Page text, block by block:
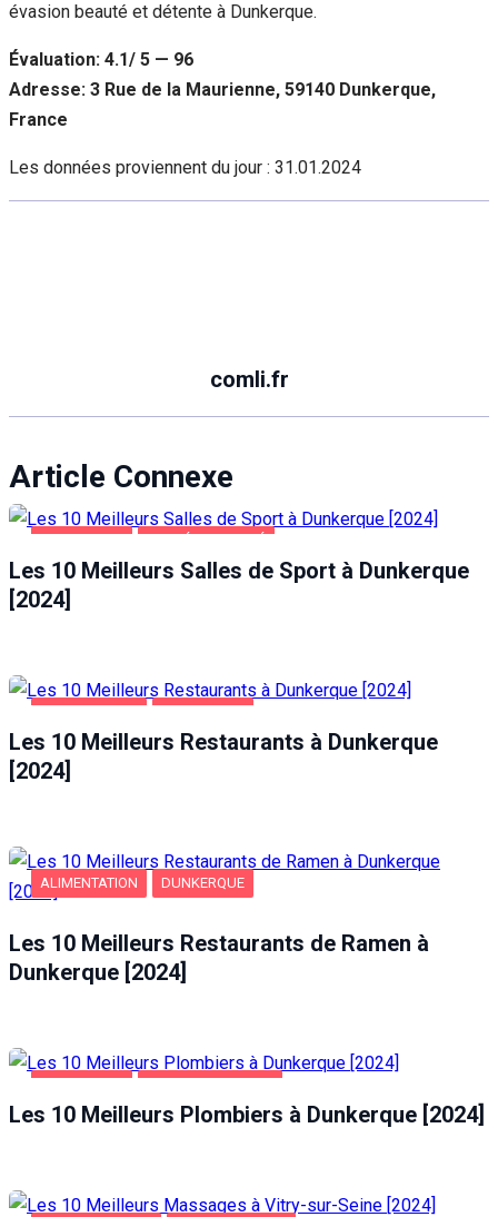
évasion beauté et détente à Dunkerque.
Évaluation: 4.1/ 5 — 96
Adresse: 3 Rue de la Maurienne, 59140 Dunkerque,
France
Les données proviennent du jour : 31.01.2024
comli.fr
Article Connexe
Les 10 Meilleurs Salles de Sport à Dunkerque
[2024]
Les 10 Meilleurs Restaurants à Dunkerque
[2024]
ALIMENTATION DUNKERQUE
Les 10 Meilleurs Restaurants de Ramen à
Dunkerque [2024]
Les 10 Meilleurs Plombiers à Dunkerque [2024]